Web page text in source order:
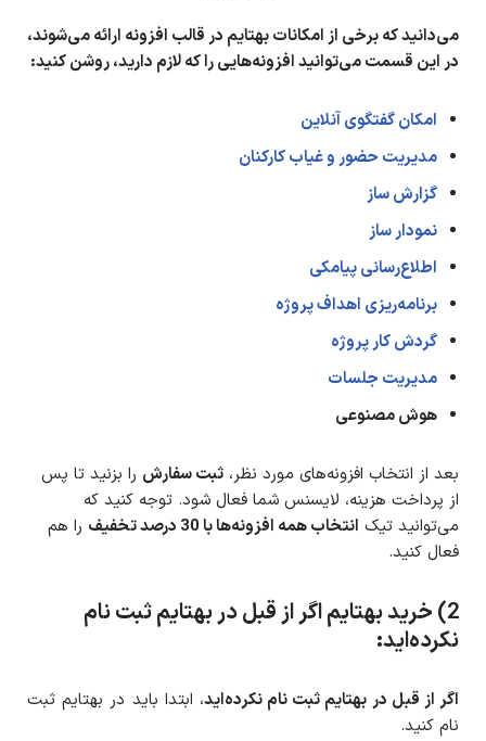
می‌دانید که برخی از امکانات بهتایم در قالب افزونه ارائه می‌شوند،
در این قسمت می‌توانید افزونه‌هایی را که لازم دارید، روشن کنید:
امکان گفتگوی آنلاین
مدیریت حضور و غیاب کارکنان
گزارش ساز
نمودار ساز
اطلاع‌رسانی پیامکی
برنامه‌ریزی اهداف پروژه
گردش کار پروژه
مدیریت جلسات
هوش مصنوعی
بعد از انتخاب افزونه‌های مورد نظر، ثبت سفارش را بزنید تا پس
از پرداخت هزینه، لایسنس شما فعال شود. توجه کنید که
می‌توانید تیک انتخاب همه افزونه‌ها با 30 درصد تخفیف
را هم
فعال کنید.
2) خرید بهتایم اگر از قبل در بهتایم ثبت نام
نکرده‌اید:
اگر از قبل در بهتایم ثبت نام نکرده‌اید، ابتدا باید در بهتایم ثبت
نام کنید.